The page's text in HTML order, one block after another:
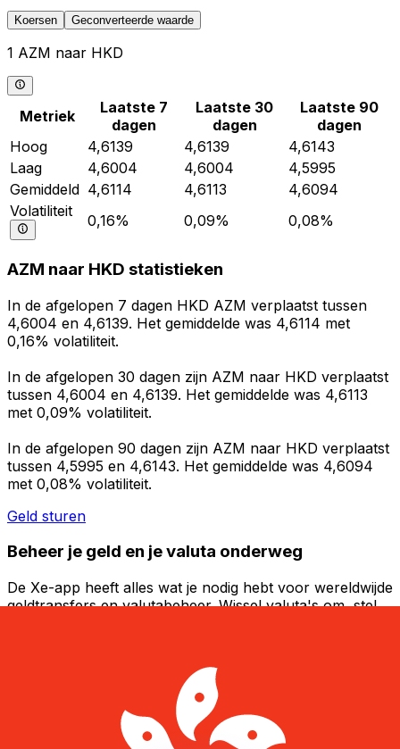
Koersen Geconverteerde waarde
1 AZM naar HKD
Metriek
Laatste 7
dagen
Laatste 30
dagen
Laatste 90
dagen
Hoog
4,6139 4,6139
4,6143
Laag
4,6004 4,6004
4,5995
Gemiddeld 4,6114 4,6113
4,6094
Volatiliteit
0,16% 0,09% 0,08%
AZM naar HKD statistieken
In de afgelopen 7 dagen HKD AZM verplaatst tussen
4,6004 en 4,6139. Het gemiddelde was 4,6114 met
0,16% volatiliteit.
In de afgelopen 30 dagen zijn AZM naar HKD verplaatst
tussen 4,6004 en 4,6139. Het gemiddelde was 4,6113
met 0,09% volatiliteit.
In de afgelopen 90 dagen zijn AZM naar HKD verplaatst
tussen 4,5995 en 4,6143. Het gemiddelde was 4,6094
met 0,08% volatiliteit.
Geld sturen
Beheer je geld en je valuta onderweg
De Xe-app heeft alles wat je nodig hebt voor wereldwijde
geldtransfers en valutabeheer. Wissel valuta's om, stel